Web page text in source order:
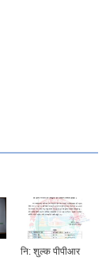
नि: शुल्क पीपीआर